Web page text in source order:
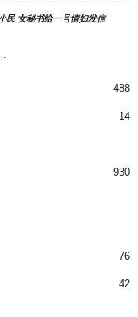
民 女秘书给一号情妇发信
488
14
930
76
42